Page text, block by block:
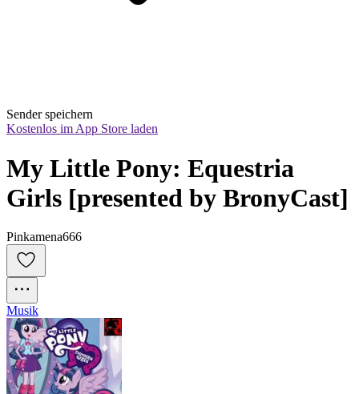
Sender speichern
Kostenlos im App Store laden
My Little Pony: Equestria
Girls [presented by BronyCast]
Pinkamena666
Musik